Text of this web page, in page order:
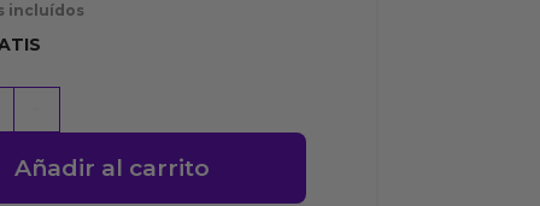
incluídos
Añadir al carrito